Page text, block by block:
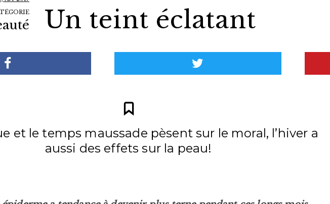
Un teint éclatant
et le temps maussade pèsent sur le moral, l’hiver a
aussi des effets sur la peau!